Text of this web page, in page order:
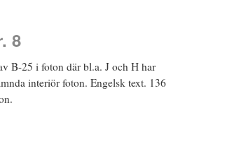
8
B-25 i foton där bl.a. J och H har
interiör foton. Engelsk text. 136